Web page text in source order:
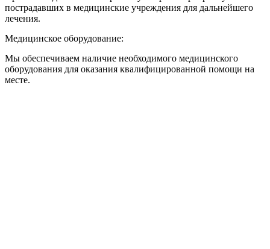
пострадавших в медицинские учреждения для дальнейшего
лечения.
Медицинское оборудование:
Мы обеспечиваем наличие необходимого медицинского
оборудования для оказания квалифицированной помощи на
месте.